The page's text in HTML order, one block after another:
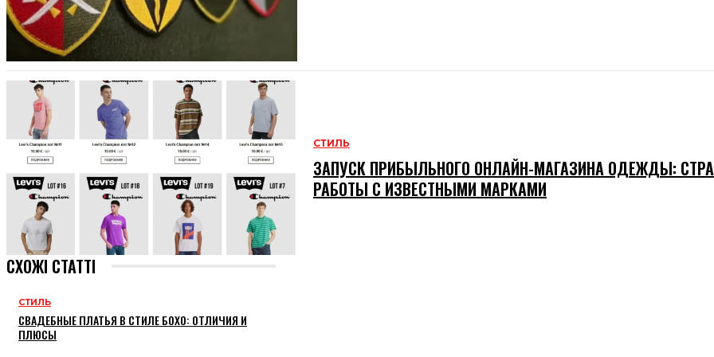
СТИЛЬ
ЗАПУСК ПРИБЫЛЬНОГО ОНЛАЙН-МАГАЗИНА ОДЕЖДЫ:
РАБОТЫ С ИЗВЕСТНЫМИ МАРКАМИ
СХОЖІ СТАТТІ
СТИЛЬ
СВАДЕБНЫЕ ПЛАТЬЯ В СТИЛЕ БОХО: ОТЛИЧИЯ И
ПЛЮСЫ